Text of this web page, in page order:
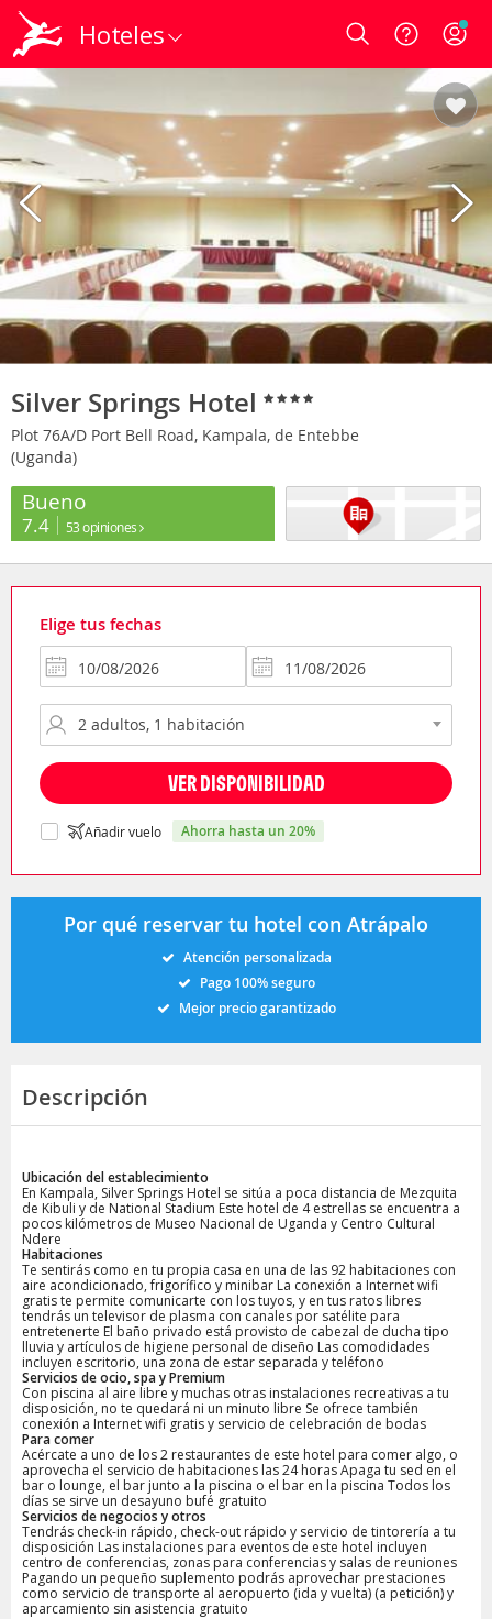
Hoteles Login
Silver Springs Hotel
Plot 76A/D Port Bell Road, Kampala, de Entebbe
(Uganda)
Bueno
7.4 53 opiniones
Elige tus fechas
VER DISPONIBILIDAD
Añadir vuelo ahorra hasta un 20%
Por qué reservar tu hotel con Atrápalo
Atención personalizada
Pago 100% seguro
Mejor precio garantizado
Descripción
Ubicación del establecimiento
En Kampala, Silver Springs Hotel se sitúa a poca distancia de Mezquita
de Kibuli y de National Stadium Este hotel de 4 estrellas se encuentra a
pocos kilómetros de Museo Nacional de Uganda y Centro Cultural
Ndere
Habitaciones
Te sentirás como en tu propia casa en una de las 92 habitaciones con
aire acondicionado, frigorífico y minibar La conexión a Internet wifi
gratis te permite comunicarte con los tuyos, y en tus ratos libres
tendrás un televisor de plasma con canales por satélite para
entretenerte El baño privado está provisto de cabezal de ducha tipo
lluvia y artículos de higiene personal de diseño Las comodidades
incluyen escritorio, una zona de estar separada y teléfono
Servicios de ocio, spa y Premium
Con piscina al aire libre y muchas otras instalaciones recreativas a tu
disposición, no te quedará ni un minuto libre Se ofrece también
conexión a Internet wifi gratis y servicio de celebración de bodas
Para comer
Acércate a uno de los 2 restaurantes de este hotel para comer algo, o
aprovecha el servicio de habitaciones las 24 horas Apaga tu sed en el
bar o lounge, el bar junto a la piscina o el bar en la piscina Todos los
días se sirve un desayuno bufé gratuito
Servicios de negocios y otros
Tendrás check-in rápido, check-out rápido y servicio de tintorería a tu
disposición Las instalaciones para eventos de este hotel incluyen
centro de conferencias, zonas para conferencias y salas de reuniones
Pagando un pequeño suplemento podrás aprovechar prestaciones
como servicio de transporte al aeropuerto (ida y vuelta) (a petición) y
aparcamiento sin asistencia gratuito